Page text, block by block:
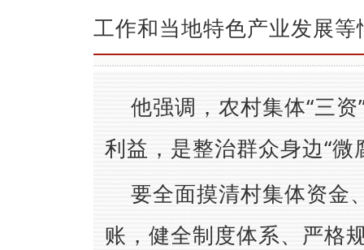
工作和当地特色产业发展等
他强调，农村集体“三
利益，是整治群众身边“微
要全面摸清村集体资金
账，健全制度体系、严格